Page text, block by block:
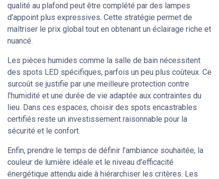
qualité au plafond peut être complété par des lampes
d’appoint plus expressives. Cette stratégie permet de
maîtriser le prix global tout en obtenant un éclairage riche et
nuancé.
Les pièces humides comme la salle de bain nécessitent
des spots LED spécifiques, parfois un peu plus coûteux. Ce
surcoût se justifie par une meilleure protection contre
l’humidité et une durée de vie adaptée aux contraintes du
lieu. Dans ces espaces, choisir des spots encastrables
certifiés reste un investissement raisonnable pour la
sécurité et le confort.
Enfin, prendre le temps de définir l’ambiance souhaitée, la
couleur de lumière idéale et le niveau d’efficacité
énergétique attendu aide à hiérarchiser les critères. Les